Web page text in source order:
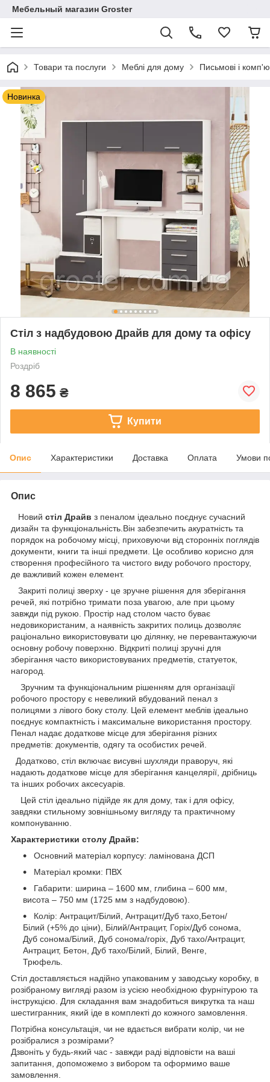
Мебельный магазин Groster
Товари та послуги Меблі для дому Письмові і
Новинка
Стіл з надбудовою Драйв для дому та офісу
В наявності
Роздріб
8 865 ₴
Купити
Опис Характеристики Доставка Оплата Умови
Опис
Новий стіл Драйв з пеналом ідеально поєднує сучасний
дизайн та функціональність.Він забезпечить акуратність та
порядок на робочому місці, приховуючи від сторонніх поглядів
документи, книги та інші предмети. Це особливо корисно для
створення професійного та чистого виду робочого простору,
де важливий кожен елемент.
Закриті полиці зверху - це зручне рішення для зберігання
речей, які потрібно тримати поза увагою, але при цьому
завжди під рукою. Простір над столом часто буває
недовикористаним, а наявність закритих полиць дозволяє
раціонально використовувати цю ділянку, не перевантажуючи
основну робочу поверхню. Відкриті полиці зручні для
зберігання часто використовуваних предметів, статуеток,
нагород.
Зручним та функціональним рішенням для організації
робочого простору є невеликий вбудований пенал з
полицями з лівого боку столу. Цей елемент меблів ідеально
поєднує компактність і максимальне використання простору.
Пенал надає додаткове місце для зберігання різних
предметів: документів, одягу та особистих речей.
Додатково, стіл включає висувні шухляди праворуч, які
надають додаткове місце для зберігання канцелярії, дрібниць
та інших робочих аксесуарів.
Цей стіл ідеально підійде як для дому, так і для офісу,
завдяки стильному зовнішньому вигляду та практичному
компонуванню.
Характеристики столу Драйв:
Основний матеріал корпусу: ламінована ДСП
Матеріал кромки: ПВХ
Габарити: ширина – 1600 мм, глибина – 600 мм,
висота – 750 мм (1725 мм з надбудовою).
Колір: Антрацит/Білий, Антрацит/Дуб тахо,Бетон/
Білий (+5% до ціни), Білий/Антрацит, Горіх/Дуб сонома,
Дуб сонома/Білий, Дуб сонома/горіх, Дуб тахо/Антрацит,
Антрацит, Бетон, Дуб тахо/Білий, Білий, Венге,
Трюфель.
Стіл доставляється надійно упакованим у заводську коробку, в
розібраному вигляді разом із усією необхідною фурнітурою та
інструкцією. Для складання вам знадобиться викрутка та наш
шестигранник, який іде в комплекті до кожного замовлення.
Потрібна консультація, чи не вдається вибрати колір, чи не
розібралися з розмірами?
Дзвоніть у будь-який час - завжди раді відповісти на ваші
запитання, допоможемо з вибором та оформимо ваше
замовлення.